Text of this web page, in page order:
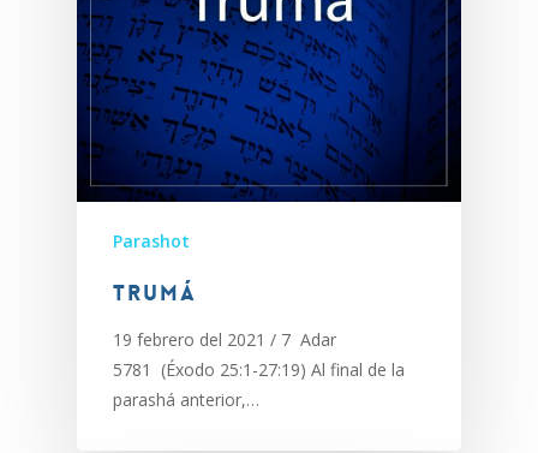
Parashot
Trumá
19 febrero del 2021 / 7 Adar
5781 (Éxodo 25:1-27:19) Al final de la
parashá anterior,…